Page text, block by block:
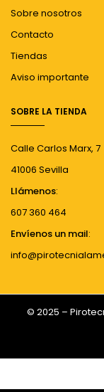
Sobre nosotros
Contacto
Tiendas
Aviso importante
SOBRE LA TIENDA
Calle Carlos Marx, 7
41006 Sevilla
Llámenos:
607 360 464
Envíenos un mail:
© 2025 –